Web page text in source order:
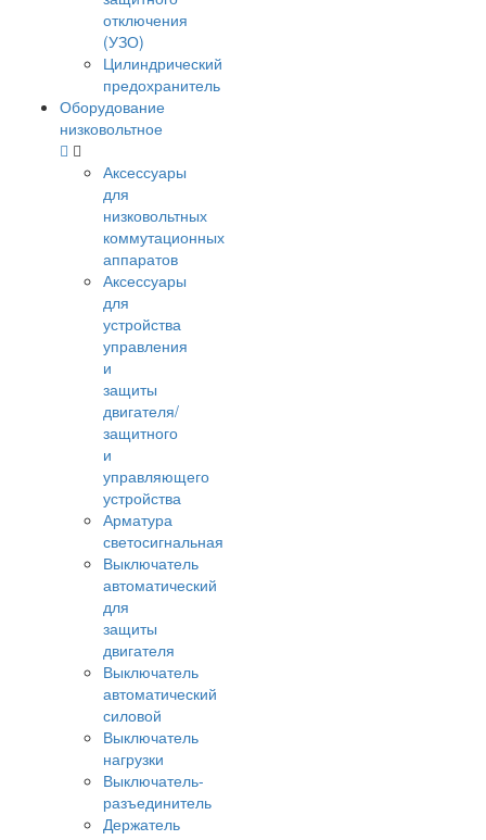
отключения
(УЗО)
Цилиндрический
предохранитель
Оборудование
низковольтное
Аксессуары
для
низковольтных
коммутационных
аппаратов
Аксессуары
для
устройства
управления
и
защиты
двигателя/
защитного
и
управляющего
устройства
Арматура
светосигнальная
Выключатель
автоматический
для
защиты
двигателя
Выключатель
автоматический
силовой
Выключатель
нагрузки
Выключатель-
разъединитель
Держатель